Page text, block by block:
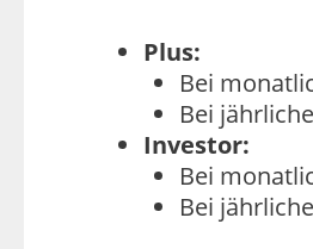
Plus:
Bei
Bei
Investor:
Bei
Bei